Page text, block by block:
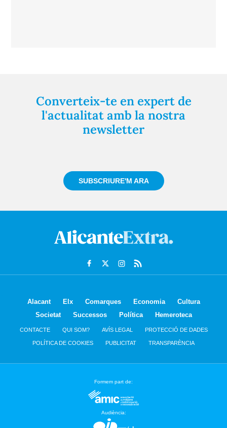
Converteix-te en expert de
l'actualitat amb la nostra
newsletter
SUBSCRIURE'M ARA
Alacant Elx Comarques Economia
Cultura
Societat
Successos Política Hemeroteca
CONTACTE QUI SOM? AVÍS LEGAL PROTECCIÓ DE DADES
POLÍTICA DE COOKIES PUBLICITAT TRANSPARÈNCIA
Formem part de:
Audiència: